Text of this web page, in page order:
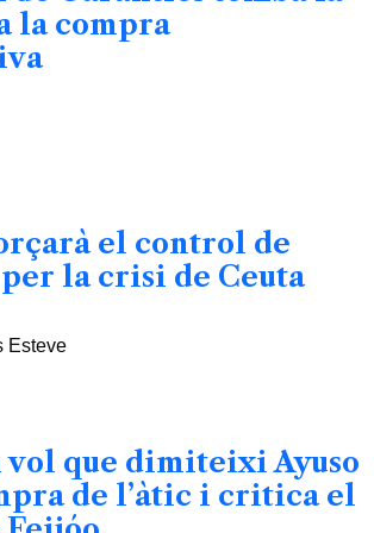
la compra
el control de
la crisi de Ceuta
Esteve
vol que dimiteixi Ayuso
de l’àtic i critica el